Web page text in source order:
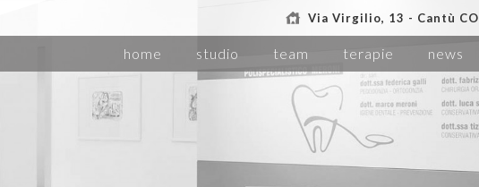
Via Virgilio, 13 - Cantù CO
home studio team terapie news